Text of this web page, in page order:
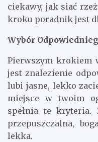
ciekawy, jak siać
kroku poradnik jest
Wybór
Pierwszym krokiem
jest znalezienie
lubi jasne, lekko
miejsce w twoim
spełnia te kryteria.
przepuszczalna,
lekka.